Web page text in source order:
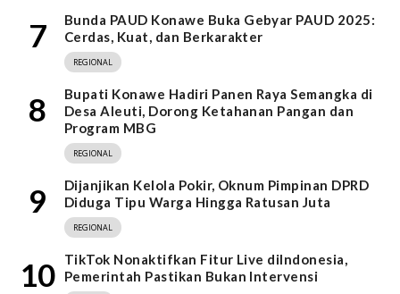
7
Bunda PAUD Konawe Buka Gebyar PAUD 2025:
Cerdas, Kuat, dan Berkarakter
REGIONAL
8
Bupati Konawe Hadiri Panen Raya Semangka di
Desa Aleuti, Dorong Ketahanan Pangan dan
Program MBG
REGIONAL
9
Dijanjikan Kelola Pokir, Oknum Pimpinan DPRD
Diduga Tipu Warga Hingga Ratusan Juta
REGIONAL
10
TikTok Nonaktifkan Fitur Live diIndonesia,
Pemerintah Pastikan Bukan Intervensi